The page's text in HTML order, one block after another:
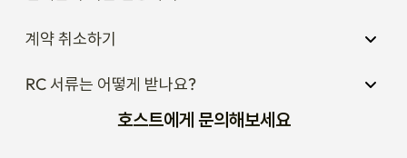
계약 취소하기
RC 서류는 어떻게 받나요?
호스트에게 문의해보세요